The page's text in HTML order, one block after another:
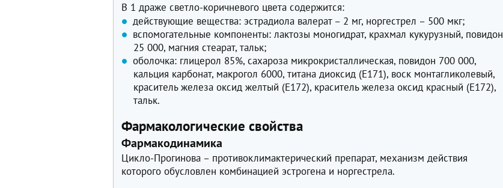
В 1 драже светло-коричневого цвета содержится:
действующие вещества: эстрадиола валерат – 2 мг, норгестрел – 500 мкг;
вспомогательные компоненты: лактозы моногидрат, крахмал кукурузный, повидон
25 000, магния стеарат, тальк;
оболочка: глицерол 85%, сахароза микрокристаллическая, повидон 700 000,
кальция карбонат, макрогол 6000, титана диоксид (Е171), воск монтагликолевый,
краситель железа оксид желтый (Е172), краситель железа оксид красный (Е172),
тальк.
Фармакологические свойства
Фармакодинамика
Цикло-Прогинова – противоклимактерический препарат, механизм действия
которого обусловлен комбинацией эстрогена и норгестрела.